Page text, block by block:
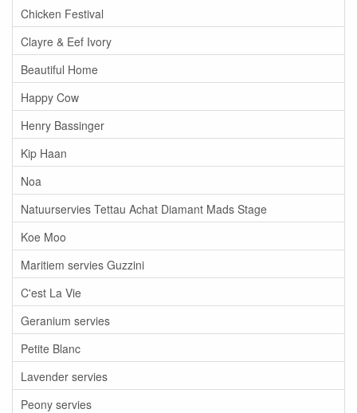
Chicken Festival
Clayre & Eef Ivory
Beautiful Home
Happy Cow
Henry Bassinger
Kip Haan
Noa
Natuurservies Tettau Achat Diamant Mads Stage
Koe Moo
Maritiem servies Guzzini
C'est La Vie
Geranium servies
Petite Blanc
Lavender servies
Peony servies